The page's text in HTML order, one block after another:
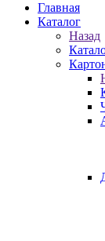
Главная
Каталог
Назад